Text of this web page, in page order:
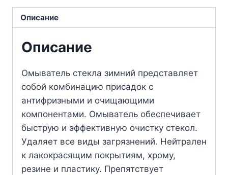
Описание
Описание
Омыватель стекла зимний представляет
собой комбинацию присадок с
антифризными и очищающими
компонентами. Омыватель обеспечивает
быструю и эффективную очистку стекол.
Удаляет все виды загрязнений. Нейтрален
к лакокрасящим покрытиям, хрому,
резине и пластику. Препятствует